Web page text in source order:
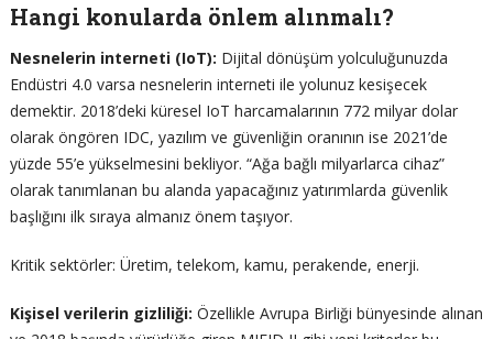
Hangi konularda önlem alınmalı?
Nesnelerin interneti (IoT): Dijital dönüşüm yolculuğunuzda
Endüstri 4.0 varsa nesnelerin interneti ile yolunuz kesişecek
demektir. 2018’deki küresel IoT harcamalarının 772 milyar dolar
olarak öngören IDC, yazılım ve güvenliğin oranının ise 2021’de
yüzde 55’e yükselmesini bekliyor. “Ağa bağlı milyarlarca cihaz”
olarak tanımlanan bu alanda yapacağınız yatırımlarda güvenlik
başlığını ilk sıraya almanız önem taşıyor.
Kritik sektörler: Üretim, telekom, kamu, perakende, enerji.
Kişisel verilerin gizliliği: Özellikle Avrupa Birliği bünyesinde alınan